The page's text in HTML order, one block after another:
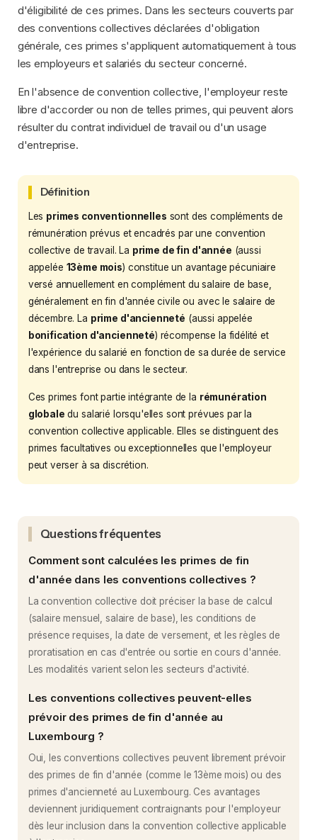
d'éligibilité de ces primes. Dans les secteurs couverts par
des conventions collectives déclarées d'obligation
générale, ces primes s'appliquent automatiquement à tous
les employeurs et salariés du secteur concerné.
En l'absence de convention collective, l'employeur reste
libre d'accorder ou non de telles primes, qui peuvent alors
résulter du contrat individuel de travail ou d'un usage
d'entreprise.
Définition
Les primes conventionnelles sont des compléments de
rémunération prévus et encadrés par une convention
collective de travail. La prime de fin d'année (aussi
appelée 13ème mois) constitue un avantage pécuniaire
versé annuellement en complément du salaire de base,
généralement en fin d'année civile ou avec le salaire de
décembre. La prime d'ancienneté (aussi appelée
bonification d'ancienneté) récompense la fidélité et
l'expérience du salarié en fonction de sa durée de service
dans l'entreprise ou dans le secteur.
Ces primes font partie intégrante de la rémunération
globale du salarié lorsqu'elles sont prévues par la
convention collective applicable. Elles se distinguent des
primes facultatives ou exceptionnelles que l'employeur
peut verser à sa discrétion.
Questions fréquentes
Comment sont calculées les primes de fin
d'année dans les conventions collectives ?
La convention collective doit préciser la base de calcul
(salaire mensuel, salaire de base), les conditions de
présence requises, la date de versement, et les règles de
proratisation en cas d'entrée ou sortie en cours d'année.
Les modalités varient selon les secteurs d'activité.
Les conventions collectives peuvent-elles
prévoir des primes de fin d'année au
Luxembourg ?
Oui, les conventions collectives peuvent librement prévoir
des primes de fin d'année (comme le 13ème mois) ou des
primes d'ancienneté au Luxembourg. Ces avantages
deviennent juridiquement contraignants pour l'employeur
dès leur inclusion dans la convention collective applicable